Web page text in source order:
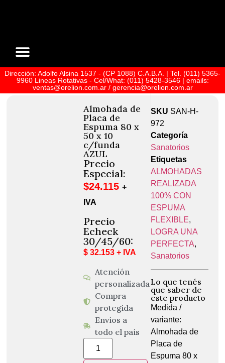
Dirección: Adolfo Alsina 1537 - (CP 1088) C.A.B.A. | Tel. (011) 5365-
9960 Lineas Rotativas - Cel/What: (011) 5428-3546 | emails:
ventas@orelion.com.ar / gerencia@orelion.com.ar
Almohada de
Placa de
Espuma 80 x
50 x 10
c/funda
AZUL
Precio
Especial:
$24.115 +
IVA
Precio
Echeck
30/45/60:
$ 32.153 + IVA
Atención
personalizada
Compra
protegida
Envíos a
todo el país
SKU SAN-H-
972
Categoría
Sanatorios
Etiquetas
ALMOHADAS
REALIZADA
100% CON
ESPUMA
FLEXIBLE,
LOGRA UNA
PERFECTA,
Sanatorios
Lo que tenés
que saber de
este producto
Medida /
variante:
Almohada de
Placa de
Espuma 80 x